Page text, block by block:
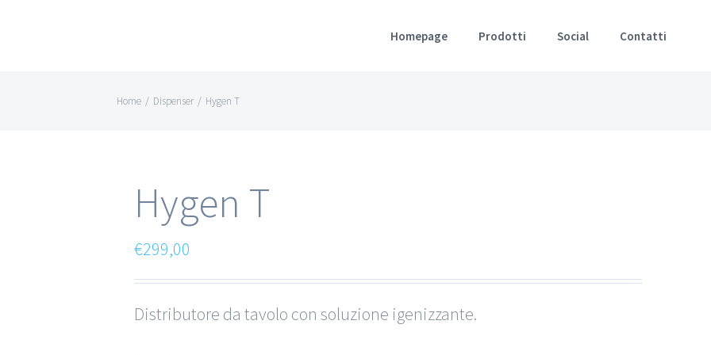
Homepage Prodotti Social Contatti
Home / Dispenser / Hygen T
Hygen T
€299,00
Distributore da tavolo con soluzione igenizzante.